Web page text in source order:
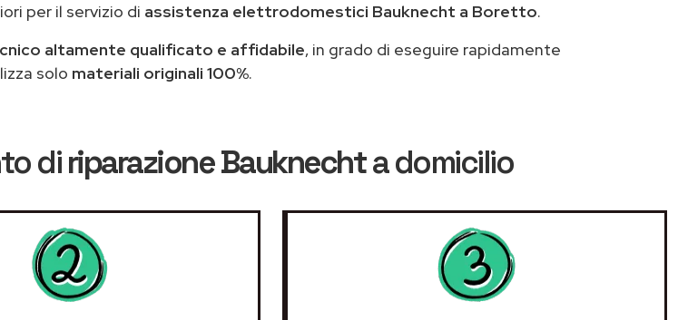
per il servizio di assistenza elettrodomestici Bauknecht a Boretto.
altamente qualificato e affidabile, in grado di eseguire rapidamente
solo materiali originali 100%.
diriparazione Bauknechta domicilio